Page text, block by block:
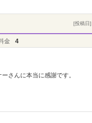
[投稿日
金 4
さんに本当に感謝です。